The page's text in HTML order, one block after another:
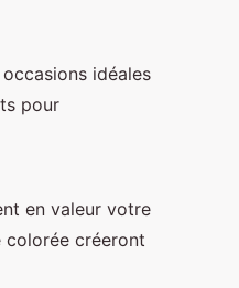
idéales
pour
en valeur votre
colorée créeront